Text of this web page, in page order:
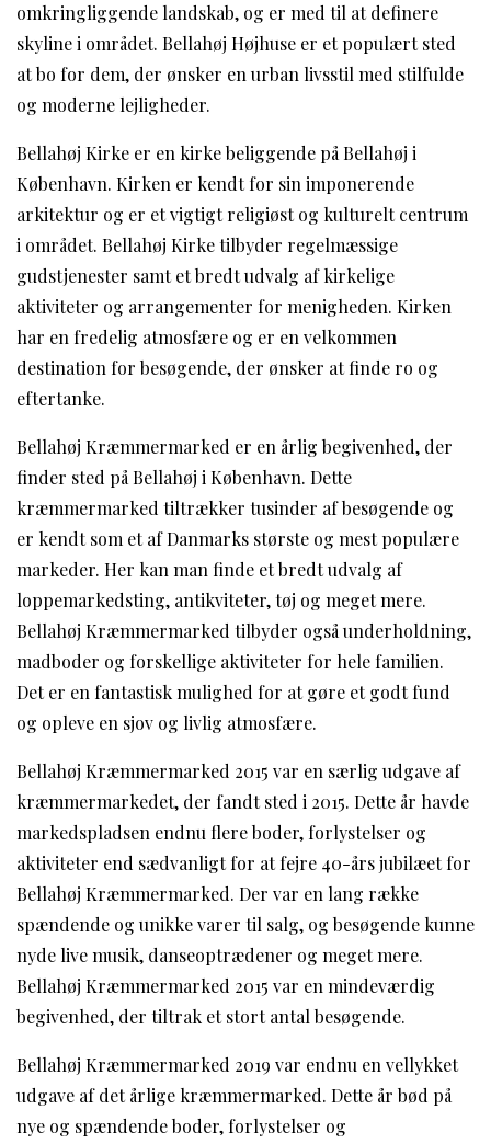
omkringliggende landskab, og er med til at definere
skyline i området. Bellahøj Højhuse er et populært sted
at bo for dem, der ønsker en urban livsstil med stilfulde
og moderne lejligheder.
Bellahøj Kirke er en kirke beliggende på Bellahøj i
København. Kirken er kendt for sin imponerende
arkitektur og er et vigtigt religiøst og kulturelt centrum
i området. Bellahøj Kirke tilbyder regelmæssige
gudstjenester samt et bredt udvalg af kirkelige
aktiviteter og arrangementer for menigheden. Kirken
har en fredelig atmosfære og er en velkommen
destination for besøgende, der ønsker at finde ro og
eftertanke.
Bellahøj Kræmmermarked er en årlig begivenhed, der
finder sted på Bellahøj i København. Dette
kræmmermarked tiltrækker tusinder af besøgende og
er kendt som et af Danmarks største og mest populære
markeder. Her kan man finde et bredt udvalg af
loppemarkedsting, antikviteter, tøj og meget mere.
Bellahøj Kræmmermarked tilbyder også underholdning,
madboder og forskellige aktiviteter for hele familien.
Det er en fantastisk mulighed for at gøre et godt fund
og opleve en sjov og livlig atmosfære.
Bellahøj Kræmmermarked 2015 var en særlig udgave af
kræmmermarkedet, der fandt sted i 2015. Dette år havde
markedspladsen endnu flere boder, forlystelser og
aktiviteter end sædvanligt for at fejre 40-års jubilæet for
Bellahøj Kræmmermarked. Der var en lang række
spændende og unikke varer til salg, og besøgende kunne
nyde live musik, danseoptrædener og meget mere.
Bellahøj Kræmmermarked 2015 var en mindeværdig
begivenhed, der tiltrak et stort antal besøgende.
Bellahøj Kræmmermarked 2019 var endnu en vellykket
udgave af det årlige kræmmermarked. Dette år bød på
nye og spændende boder, forlystelser og